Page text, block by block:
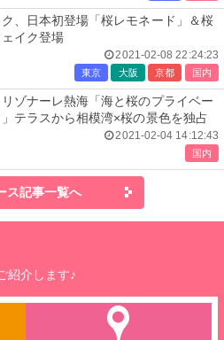
、日本初登場「桜レモネード」＆桜
イク登場
2021-02-08 22:24:23
東京 大阪 京都 国内
ゾナーレ熱海「海と桜のプライベー
」テラスから相模湾×桜の景色を独占
2021-02-04 14:12:43
国内
ス記事一覧へ
紹介します♪